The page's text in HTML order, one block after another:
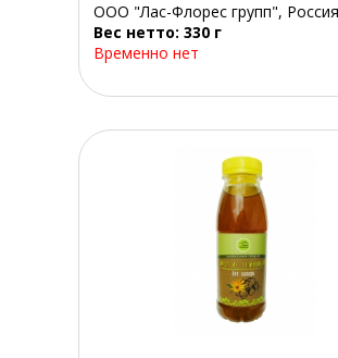
ООО "Лас-Флорес групп", Россия
Вес нетто: 330 г
Временно нет